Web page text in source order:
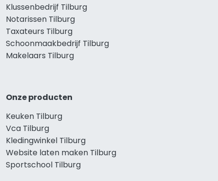
Klussenbedrijf Tilburg
Notarissen Tilburg
Taxateurs Tilburg
Schoonmaakbedrijf Tilburg
Makelaars Tilburg
Onze producten
Keuken Tilburg
Vca Tilburg
Kledingwinkel Tilburg
Website laten maken Tilburg
Sportschool Tilburg